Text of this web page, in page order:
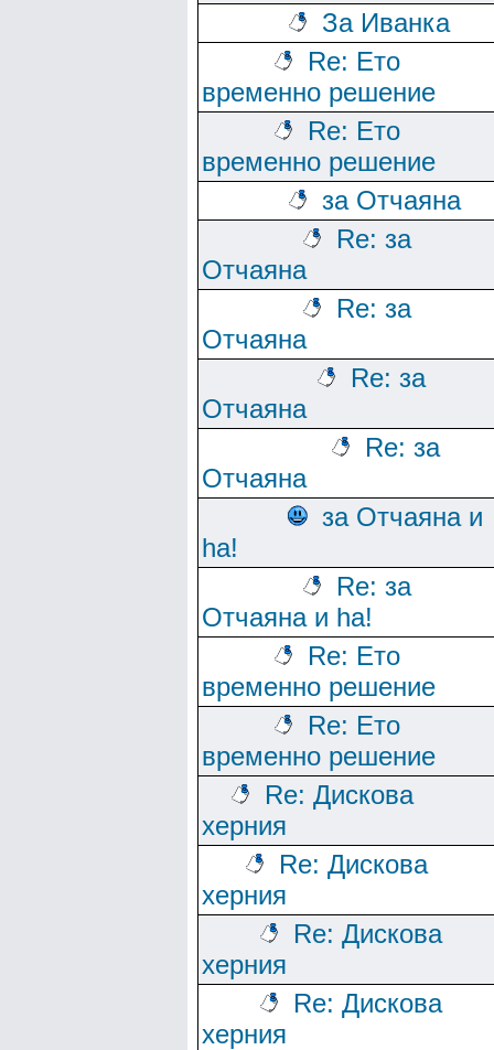
За Иванка
Re: Ето
временно решение
Re: Ето
временно решение
за Отчаяна
Re: за
Отчаяна
Re: за
Отчаяна
Re: за
Отчаяна
Re: за
Отчаяна
за Отчаяна и
ha!
Re: за
Отчаяна и ha!
Re: Ето
временно решение
Re: Ето
временно решение
Re: Дискова
херния
Re: Дискова
херния
Re: Дискова
херния
Re: Дискова
херния